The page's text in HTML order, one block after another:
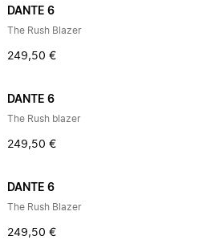
DANTE 6
The Rush Blazer
249,50 €
DANTE 6
The Rush blazer
249,50 €
DANTE 6
The Rush Blazer
249,50 €